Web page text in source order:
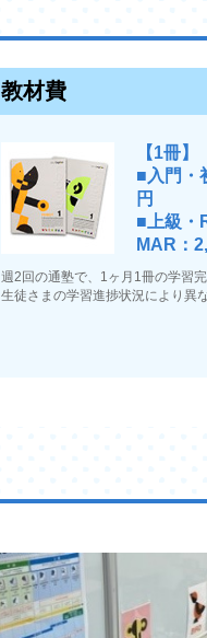
教材費
【1冊】
■入門・
円
■上級・
MAR：
週2回の通塾で、1ヶ月1冊の学習
生徒さまの学習進捗状況により異